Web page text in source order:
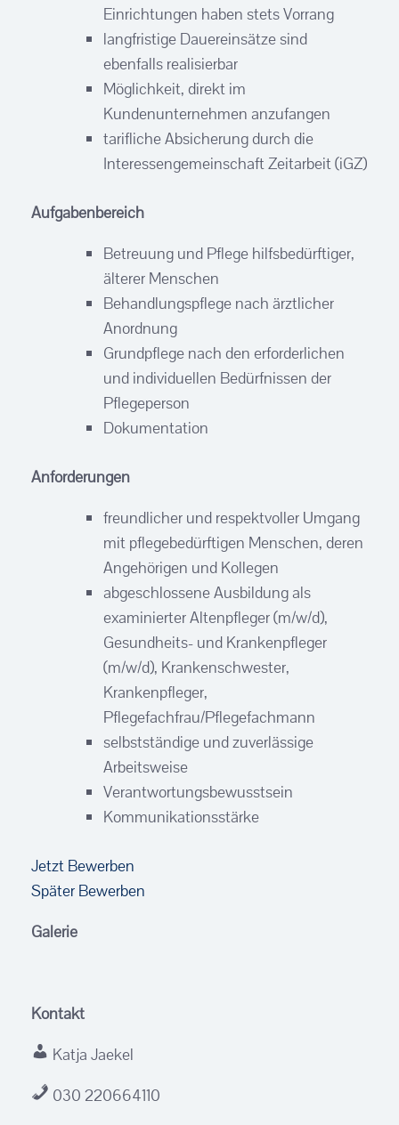
Einrichtungen haben stets Vorrang
langfristige Dauereinsätze sind
ebenfalls realisierbar
Möglichkeit, direkt im
Kundenunternehmen anzufangen
tarifliche Absicherung durch die
Interessengemeinschaft Zeitarbeit (iGZ)
Aufgabenbereich
Betreuung und Pflege hilfsbedürftiger,
älterer Menschen
Behandlungspflege nach ärztlicher
Anordnung
Grundpflege nach den erforderlichen
und individuellen Bedürfnissen der
Pflegeperson
Dokumentation
Anforderungen
freundlicher und respektvoller Umgang
mit pflegebedürftigen Menschen, deren
Angehörigen und Kollegen
abgeschlossene Ausbildung als
examinierter Altenpfleger (m/w/d),
Gesundheits- und Krankenpfleger
(m/w/d), Krankenschwester,
Krankenpfleger,
Pflegefachfrau/Pflegefachmann
selbstständige und zuverlässige
Arbeitsweise
Verantwortungsbewusstsein
Kommunikationsstärke
Jetzt Bewerben
Später Bewerben
Galerie
Kontakt
Katja Jaekel
030 220664110